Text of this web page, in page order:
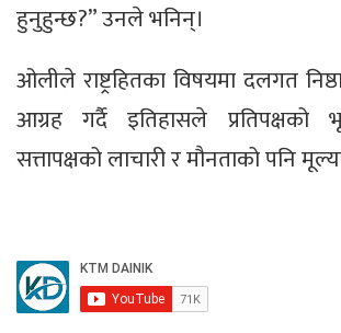
हुनुहुन्छ?” उनले भनिन्।
ओलीले राष्ट्रहितका विषयमा दलगत
आग्रह गर्दै इतिहासले प्रतिपक्षको
सत्तापक्षको लाचारी र मौनताको पनि